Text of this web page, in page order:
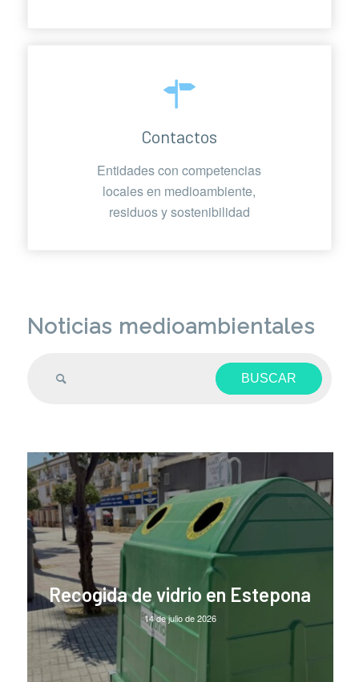
Contactos
Entidades con competencias
locales en medioambiente,
residuos y sostenibilidad
Noticias medioambientales
Recogida de vidrio en Estepona
14 de julio de 2026